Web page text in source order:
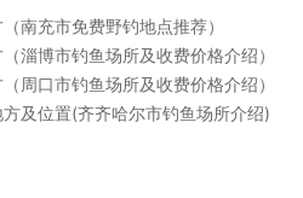
南充市免费野钓地点推荐）
淄博市钓鱼场所及收费价格介绍）
周口市钓鱼场所及收费价格介绍）
及位置(齐齐哈尔市钓鱼场所介绍)